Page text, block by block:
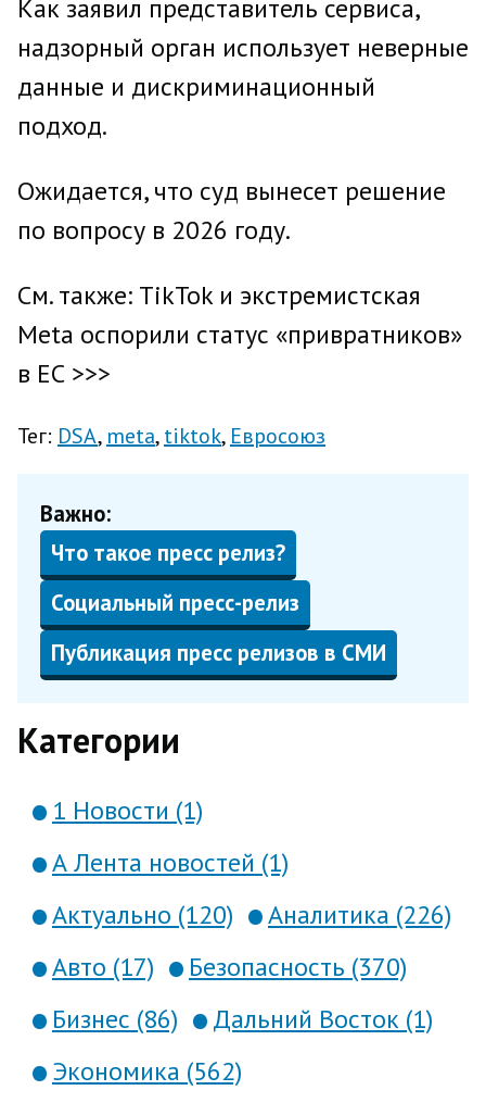
Как заявил представитель сервиса,
надзорный орган использует неверные
данные и дискриминационный
подход.
Ожидается, что суд вынесет решение
по вопросу в 2026 году.
См. также: TikTok и экстремистская
Meta оспорили статус «привратников»
в ЕС >>>
Тег: DSA meta tiktok Евросоюз
Важно:
Что такое пресс релиз?
Социальный пресс-релиз
Публикация пресс релизов в СМИ
Категории
1 Новости (1)
А Лента новостей (1)
Актуально (120)
Аналитика (226)
Авто (17)
Безопасность (370)
Бизнес (86)
Дальний Восток (1)
Экономика (562)